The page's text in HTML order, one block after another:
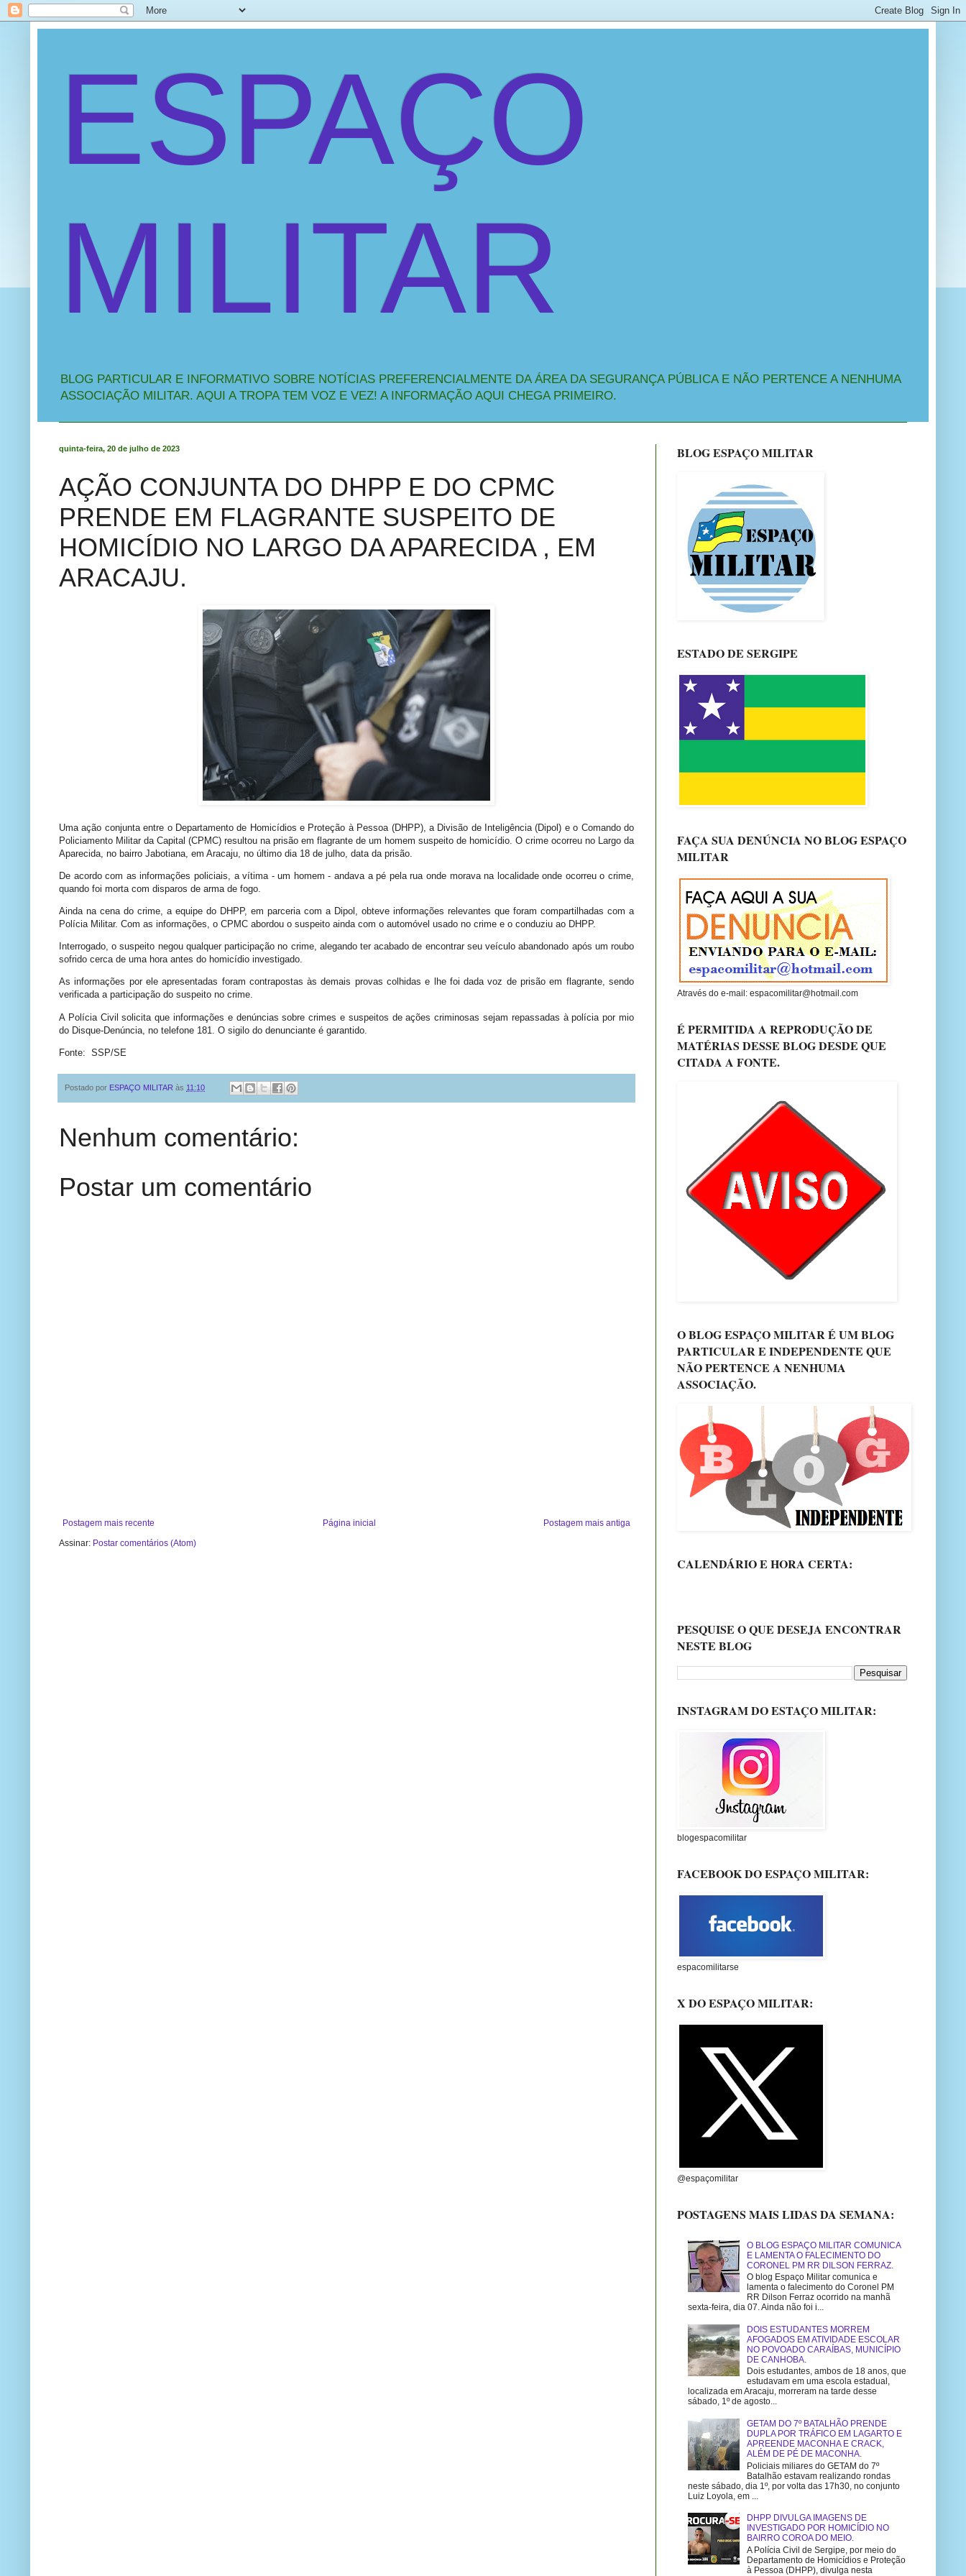
ESPAÇO
MILITAR
BLOG PARTICULAR E INFORMATIVO SOBRE NOTÍCIAS PREFERENCIALMENTE DA ÁREA DA SEGURANÇA PÚBLICA E NÃO PERTENCE A NENHUMA
ASSOCIAÇÃO MILITAR. AQUI A TROPA TEM VOZ E VEZ! A INFORMAÇÃO AQUI CHEGA PRIMEIRO.
quinta-feira, 20 de julho de 2023
AÇÃO CONJUNTA DO DHPP E DO CPMC
PRENDE EM FLAGRANTE SUSPEITO DE
HOMICÍDIO NO LARGO DA APARECIDA , EM
ARACAJU.
Uma ação conjunta entre o Departamento de Homicídios e Proteção à Pessoa (DHPP), a Divisão de Inteligência (Dipol) e o Comando do
Policiamento Militar da Capital (CPMC) resultou na prisão em flagrante de um homem suspeito de homicídio. O crime ocorreu no Largo da
Aparecida, no bairro Jabotiana, em Aracaju, no último dia 18 de julho, data da prisão.
De acordo com as informações policiais, a vítima - um homem - andava a pé pela rua onde morava na localidade onde ocorreu o crime,
quando foi morta com disparos de arma de fogo.
Ainda na cena do crime, a equipe do DHPP, em parceria com a Dipol, obteve informações relevantes que foram compartilhadas com a
Polícia Militar. Com as informações, o CPMC abordou o suspeito ainda com o automóvel usado no crime e o conduziu ao DHPP.
Interrogado, o suspeito negou qualquer participação no crime, alegando ter acabado de encontrar seu veículo abandonado após um roubo
sofrido cerca de uma hora antes do homicídio investigado.
As informações por ele apresentadas foram contrapostas às demais provas colhidas e lhe foi dada voz de prisão em flagrante, sendo
verificada a participação do suspeito no crime.
A Polícia Civil solicita que informações e denúncias sobre crimes e suspeitos de ações criminosas sejam repassadas à polícia por mio
do Disque-Denúncia, no telefone 181. O sigilo do denunciante é garantido.
Fonte: SSP/SE
Postado por ESPAÇO MILITAR às 11:10
Nenhum comentário:
Postar um comentário
Postagem mais recente Postagem mais antiga
Página inicial
Assinar: Postar comentários (Atom)
BLOG ESPAÇO MILITAR
ESTADO DE SERGIPE
FAÇA SUA DENÚNCIA NO BLOG ESPAÇO
MILITAR
Através do e-mail: espacomilitar@hotmail.com
É PERMITIDA A REPRODUÇÃO DE
MATÉRIAS DESSE BLOG DESDE QUE
CITADA A FONTE.
O BLOG ESPAÇO MILITAR É UM BLOG
PARTICULAR E INDEPENDENTE QUE
NÃO PERTENCE A NENHUMA
ASSOCIAÇÃO.
CALENDÁRIO E HORA CERTA:
PESQUISE O QUE DESEJA ENCONTRAR
NESTE BLOG
INSTAGRAM DO ESTAÇO MILITAR:
blogespacomilitar
FACEBOOK DO ESPAÇO MILITAR:
espacomilitarse
X DO ESPAÇO MILITAR:
@espaçomilitar
POSTAGENS MAIS LIDAS DA SEMANA:
O BLOG ESPAÇO MILITAR COMUNICA
E LAMENTA O FALECIMENTO DO
CORONEL PM RR DILSON FERRAZ.
O blog Espaço Militar comunica e
lamenta o falecimento do Coronel PM
RR Dilson Ferraz ocorrido na manhã
sexta-feira, dia 07. Ainda não foi i...
DOIS ESTUDANTES MORREM
AFOGADOS EM ATIVIDADE ESCOLAR
NO POVOADO CARAÍBAS, MUNICÍPIO
DE CANHOBA.
Dois estudantes, ambos de 18 anos, que
estudavam em uma escola estadual,
localizada em Aracaju, morreram na tarde desse
sábado, 1º de agosto...
GETAM DO 7º BATALHÃO PRENDE
DUPLA POR TRÁFICO EM LAGARTO E
APREENDE MACONHA E CRACK,
ALÉM DE PÉ DE MACONHA.
Policiais miliares do GETAM do 7º
Batalhão estavam realizando rondas
neste sábado, dia 1º, por volta das 17h30, no conjunto
Luiz Loyola, em ...
DHPP DIVULGA IMAGENS DE
INVESTIGADO POR HOMICÍDIO NO
BAIRRO COROA DO MEIO.
A Polícia Civil de Sergipe, por meio do
Departamento de Homicídios e Proteção
à Pessoa (DHPP), divulga nesta